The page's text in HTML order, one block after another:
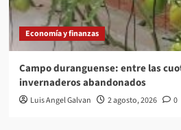
Economía y finanzas
Campo duranguense: entre las
invernaderos abandonados
Luis Angel Galvan 2 agosto, 2026 0